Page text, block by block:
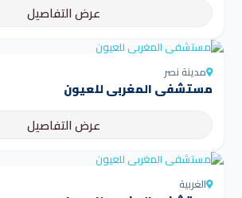
عرض التفاصيل
مدينة نصر
مستشفى المغربي للعيون
عرض التفاصيل
الغربية